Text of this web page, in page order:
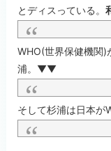
とディスっている。
WHO(世界保健機関)
浦。▼▼
そして杉浦は日本